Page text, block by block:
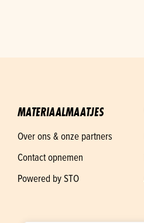
MATERIAALMAATJES
Over ons & onze partners
Contact opnemen
Powered by STO